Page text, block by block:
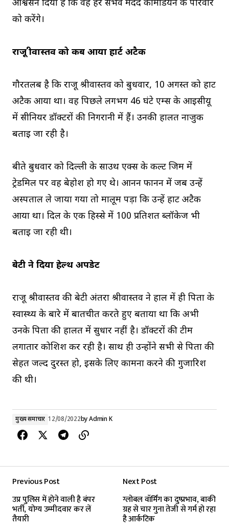
आश्वसन दिया है कि वह हर संभव मदद कॉमेडियन के परिवार
को करेंगे।
राजू श्रीवास्तव को कब आया हार्ट अटैक
गौरतलब है कि राजू श्रीवास्तव को बुधवार, 10 अगस्त को हार्ट
अटैक आया था। वह पिछले लगभग 46 घंटे एम्स के आईसीयू
में सीनियर डॉक्टरों की निगरानी में हैं। उनकी हालत नाजुक
बताई जा रही है।
बीते बुधवार को दिल्ली के साउथ एक्स के कल्ट जिम में
ट्रेडमिल पर वह बेहोश हो गए थे। आनन फानन में जब उन्हें
अस्पताल ले जाया गया तो मालूम पड़ा कि उन्हें हार्ट अटैक
आया था। दिल के एक हिस्से में 100 प्रतिशत ब्लॉकेज भी
बताई जा रही थी।
बेटी ने दिया हेल्थ अपडेट
राजू श्रीवास्तव की बेटी अंतरा श्रीवास्तव ने हाल में ही पिता के
स्वास्थ्य के बारे में बातचीत करते हुए बताया था कि अभी
उनके पिता की हालत में सुधार नहीं है। डॉक्टरों की टीम
लगातार कोशिश कर रही है। साथ ही उन्होंने सभी से पिता की
सेहत जल्द दुरस्त हो, इसके लिए कामना करने की गुजारिश
की थी।
मुख्य समाचार 12/08/2022byAdmin K
Previous Post
उप्र पुलिस में होने वाली है बंपर
भर्ती, योग्य उम्मीदवार कर लें
तैयारी
Next Post
ग्लोबल वॉर्मिंग का दुष्प्रभाव, बाकी
ग्रह से चार गुना तेजी से गर्म हो रहा
है आर्कटिक